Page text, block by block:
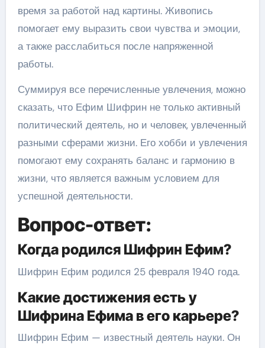
время за работой над картины. Живопись
помогает ему выразить свои чувства и эмоции,
а также расслабиться после напряженной
работы.
Суммируя все перечисленные увлечения, можно
сказать, что Ефим Шифрин не только активный
политический деятель, но и человек, увлеченный
разными сферами жизни. Его хобби и увлечения
помогают ему сохранять баланс и гармонию в
жизни, что является важным условием для
успешной деятельности.
Вопрос-ответ:
Когда родился Шифрин Ефим?
Шифрин Ефим родился 25 февраля 1940 года.
Какие достижения есть у
Шифрина Ефима в его карьере?
Шифрин Ефим — известный деятель науки. Он